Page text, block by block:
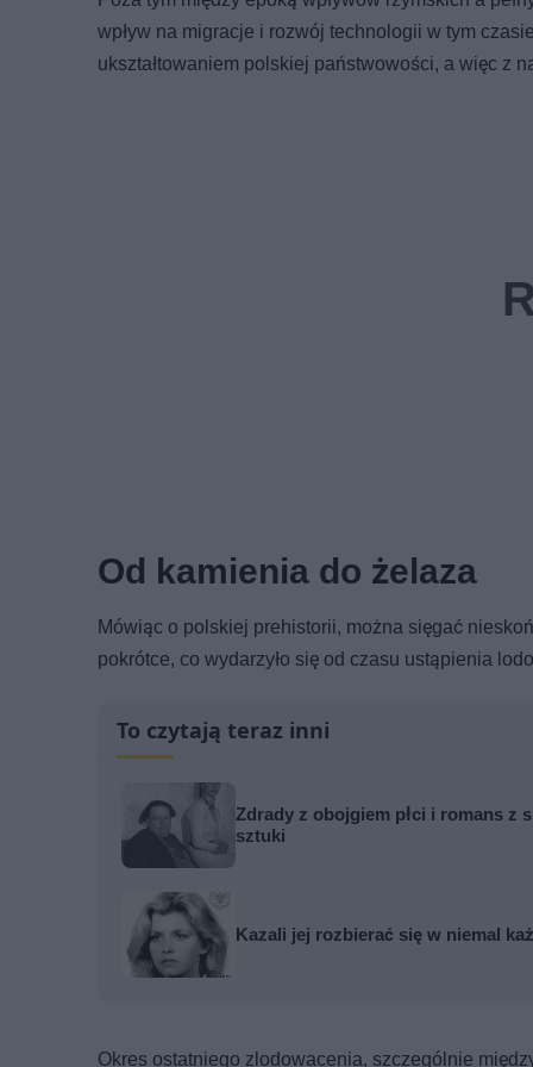
wpływ na migracje i rozwój technologii w tym
ukształtowaniem polskiej państwowości, a więc z
Od kamienia do żelaza
Mówiąc o polskiej prehistorii, można sięgać
pokrótce, co wydarzyło się od czasu ustąpienia
To czytają teraz inni
Zdrady z obojgiem płci i romans z
sztuki
Kazali jej rozbierać się w niemal
Okres ostatniego zlodowacenia, szczególnie